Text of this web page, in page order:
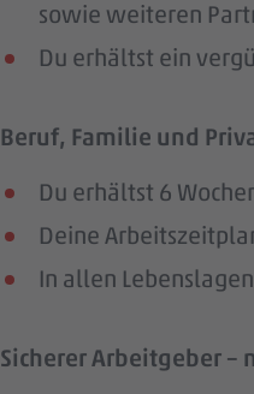
sowie weiteren
Du erhältst ein
Beruf, Familie und
Du erhältst 6
Deine
In allen
Sicherer Arbeitgeber –